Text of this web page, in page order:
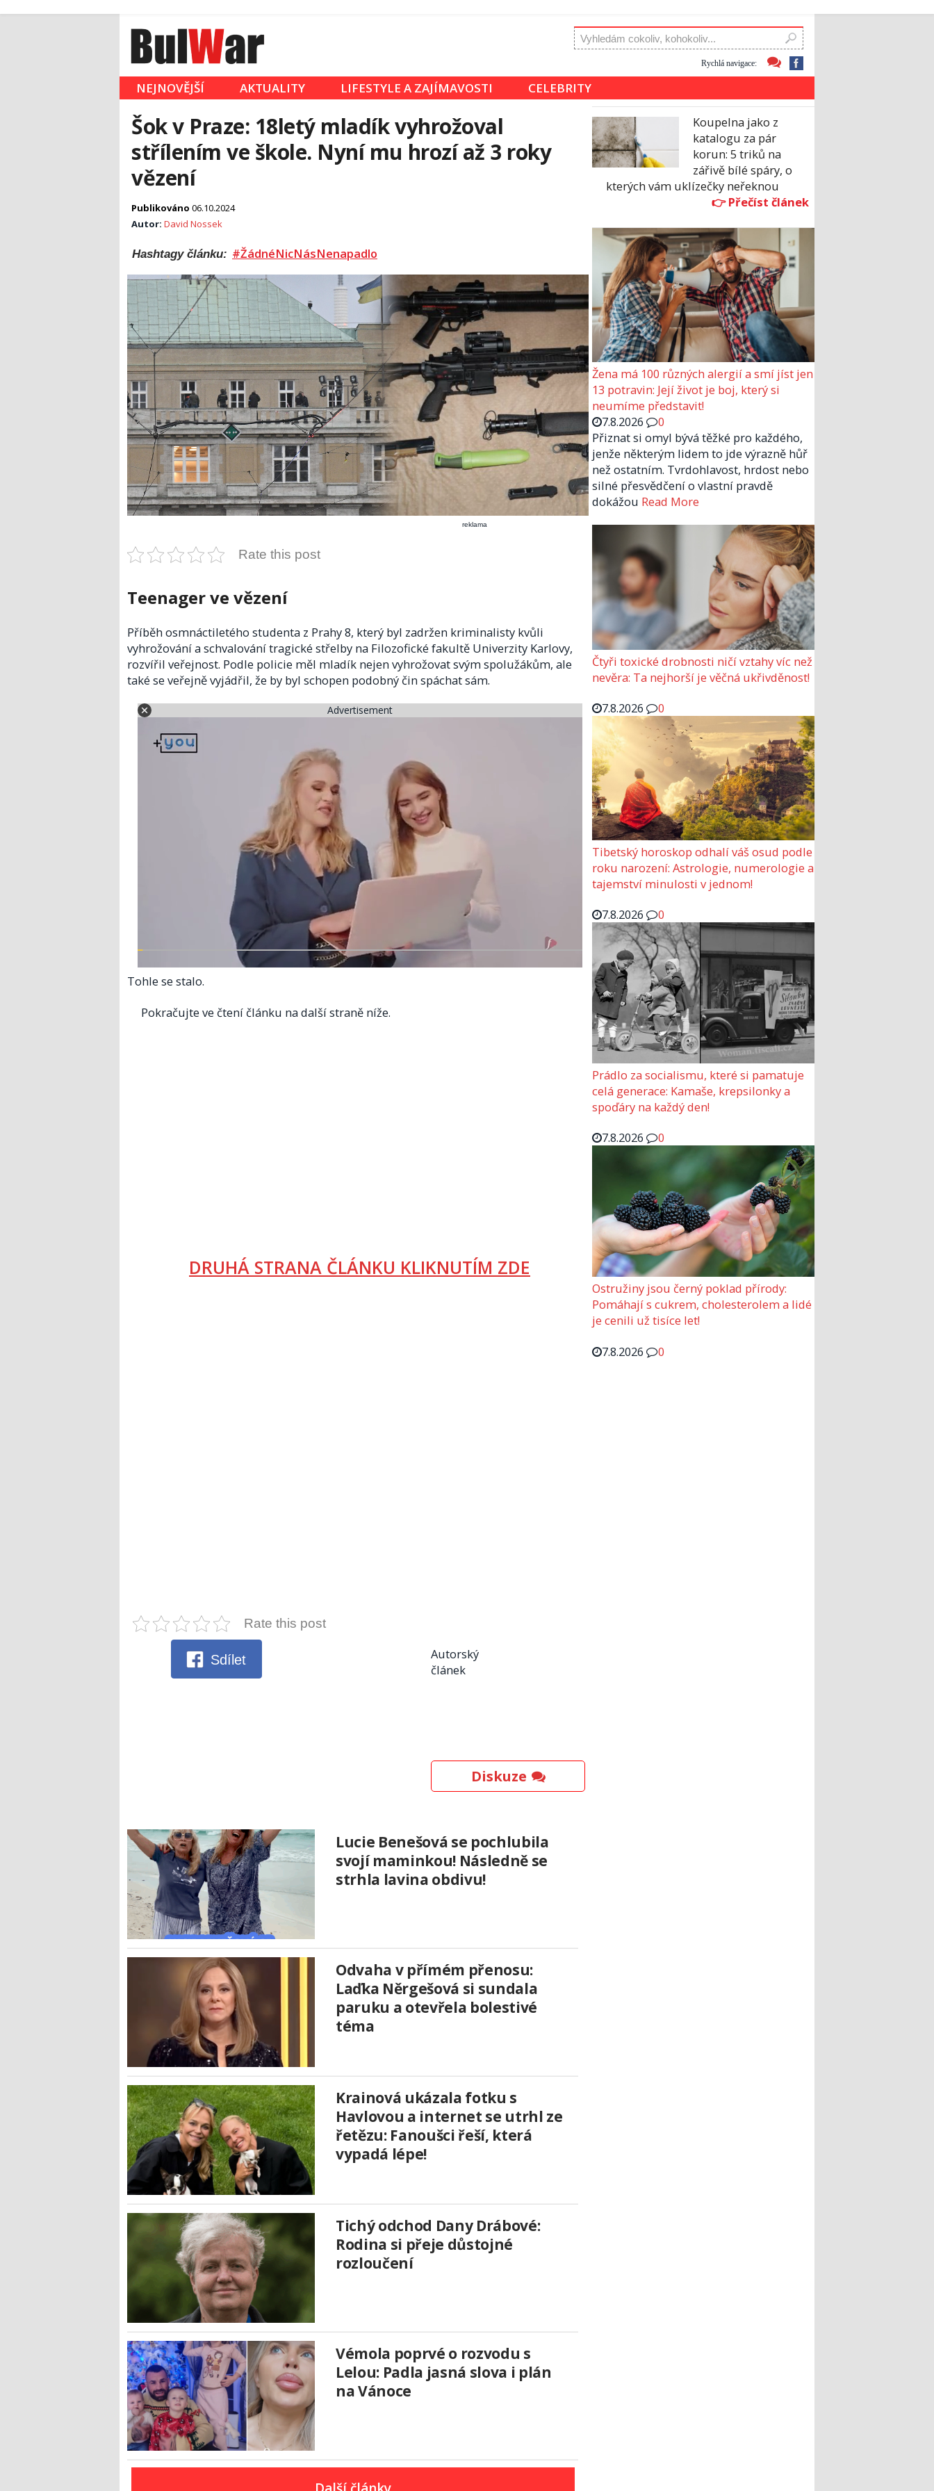
Rychlá navigace:
NEJNOVĚJŠÍ AKTUALITY LIFESTYLE A ZAJÍMAVOSTI CELEBRITY
Šok v Praze: 18letý mladík vyhrožoval
střílením ve škole. Nyní mu hrozí až 3 roky
vězení
Publikováno 06.10.2024
Autor: David Nossek
Hashtagy článku: #ŽádnéNicNásNenapadlo
reklama
Rate this post
Teenager ve vězení
Příběh osmnáctiletého studenta z Prahy 8, který byl zadržen kriminalisty kvůli
vyhrožování a schvalování tragické střelby na Filozofické fakultě Univerzity Karlovy,
rozvířil veřejnost. Podle policie měl mladík nejen vyhrožovat svým spolužákům, ale
také se veřejně vyjádřil, že by byl schopen podobný čin spáchat sám.
Advertisement
Tohle se stalo.
Pokračujte ve čtení článku na další straně níže.
DRUHÁ STRANA ČLÁNKU KLIKNUTÍM ZDE
Rate this post
Sdílet
Autorský
článek
Diskuze
Lucie Benešová se pochlubila
svojí maminkou! Následně se
strhla lavina obdivu!
Odvaha v přímém přenosu:
Laďka Něrgešová si sundala
paruku a otevřela bolestivé
téma
Krainová ukázala fotku s
Havlovou a internet se utrhl ze
řetězu: Fanoušci řeší, která
vypadá lépe!
Tichý odchod Dany Drábové:
Rodina si přeje důstojné
rozloučení
Vémola poprvé o rozvodu s
Lelou: Padla jasná slova i plán
na Vánoce
Koupelna jako z
katalogu za pár
korun: 5 triků na
zářivě bílé spáry, o
kterých vám uklízečky neřeknou
Žena má 100 různých alergií a smí jíst jen
13 potravin: Její život je boj, který si
neumíme představit!
7.8.2026
0
Přiznat si omyl bývá těžké pro každého,
jenže některým lidem to jde výrazně hůř
než ostatním. Tvrdohlavost, hrdost nebo
silné přesvědčení o vlastní pravdě
dokážou Read More
Čtyři toxické drobnosti ničí vztahy víc než
nevěra: Ta nejhorší je věčná ukřivděnost!
7.8.2026
0
Tibetský horoskop odhalí váš osud podle
roku narození: Astrologie, numerologie a
tajemství minulosti v jednom!
7.8.2026
0
Prádlo za socialismu, které si pamatuje
celá generace: Kamaše, krepsilonky a
spoďáry na každý den!
7.8.2026
0
Ostružiny jsou černý poklad přírody:
Pomáhají s cukrem, cholesterolem a lidé
je cenili už tisíce let!
7.8.2026
0